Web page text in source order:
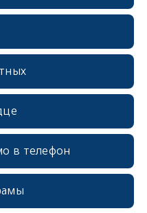
в телефон